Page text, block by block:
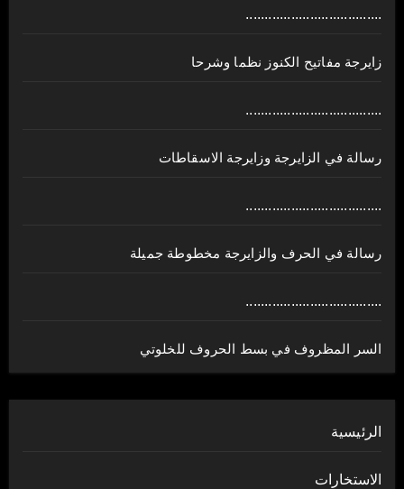
....................................
زايرجة مفاتيح الكنوز نظما وشرحا
....................................
رسالة في الزايرجة وزايرجة الاسقاطات
....................................
رسالة في الحرف والزايرجة مخطوطة جميلة
....................................
السر المظروف في بسط الحروف للخلوتي
الرئيسية
الاستخارات